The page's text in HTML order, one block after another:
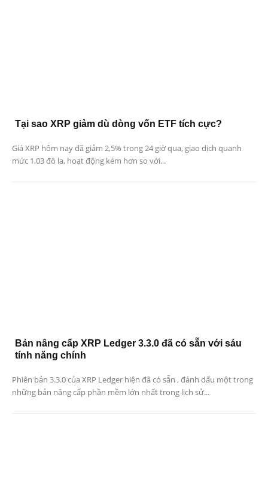
Tại sao XRP giảm dù dòng vốn ETF tích cực?
Giá XRP hôm nay đã giảm 2,5% trong 24 giờ qua, giao dịch quanh
mức 1,03 đô la, hoạt động kém hơn so với...
Bản nâng cấp XRP Ledger 3.3.0 đã có sẵn với sáu
tính năng chính
Phiên bản 3.3.0 của XRP Ledger hiện đã có sẵn , đánh dấu một trong
những bản nâng cấp phần mềm lớn nhất trong lịch sử...